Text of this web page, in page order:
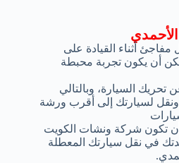
أثناء القيادة على
أن يكون تجربة محبطة
السيارة، وبالتالي
لسيارتك إلى أقرب ورشة
تكون شركة ونشات الكويت
في نقل سيارتك المعطلة